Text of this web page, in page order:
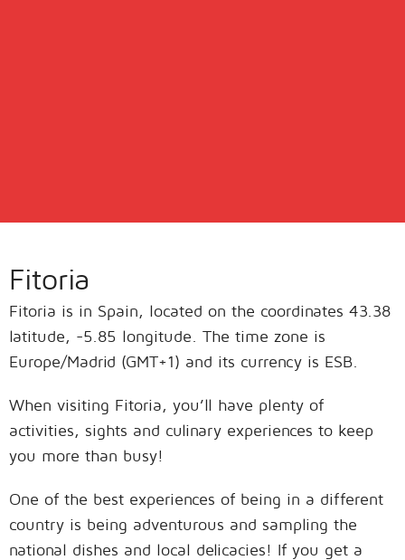
Fitoria
Fitoria is in Spain, located on the coordinates 43.38
latitude, -5.85 longitude. The time zone is
Europe/Madrid (GMT+1) and its currency is ESB.
When visiting Fitoria, you’ll have plenty of
activities, sights and culinary experiences to keep
you more than busy!
One of the best experiences of being in a different
country is being adventurous and sampling the
national dishes and local delicacies! If you get a